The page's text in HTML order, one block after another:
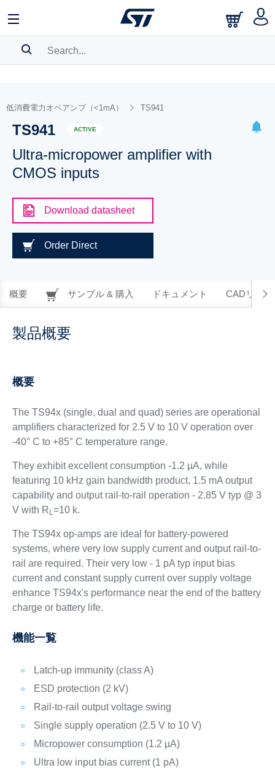
BOOKMARK
Pleaselog in to show your saved searches.
低消費電力オペアンプ（<1mA） TS941
TS941 ACTIVE
Ultra-micropower amplifier with
CMOS inputs
Download datasheet
Order Direct
概要 サンプル & 購入 ドキュメント CADリソー
製品概要
概要
The TS94x (single, dual and quad) series are operational
amplifiers characterized for 2.5 V to 10 V operation over
-40° C to +85° C temperature range.
They exhibit excellent consumption -1.2 µA, while
featuring 10 kHz gain bandwidth product, 1.5 mA output
capability and output rail-to-rail operation - 2.85 V typ @ 3
V with R L=10 k.
The TS94x op-amps are ideal for battery-powered
systems, where very low supply current and output rail-to-
rail are required. Their very low - 1 pA typ input bias
current and constant supply current over supply voltage
enhance TS94x's performance near the end of the battery
charge or battery life.
機能一覧
Latch-up immunity (class A)
ESD protection (2 kV)
Rail-to-rail output voltage swing
Single supply operation (2.5 V to 10 V)
Micropower consumption (1.2 µA)
Ultra low input bias current (1 pA)